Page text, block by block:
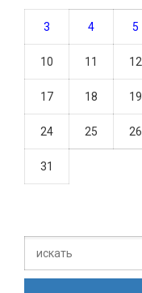
3 4 5
10 11 12
17 18 19
24 25 26
31